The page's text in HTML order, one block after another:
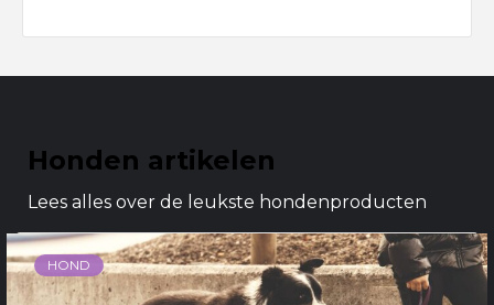
Honden artikelen
Lees alles over de leukste hondenproducten
HOND